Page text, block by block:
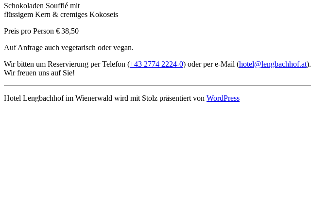
Schokoladen Soufflé mit
flüssigem Kern & cremiges Kokoseis
Preis pro Person € 38,50
Auf Anfrage auch vegetarisch oder vegan.
Wir bitten um Reservierung per Telefon (+43 2774 2224-0) oder per e-Mail (hotel@lengbachhof.at).
Wir freuen uns auf Sie!
Hotel Lengbachhof im Wienerwald wird mit Stolz präsentiert von WordPress